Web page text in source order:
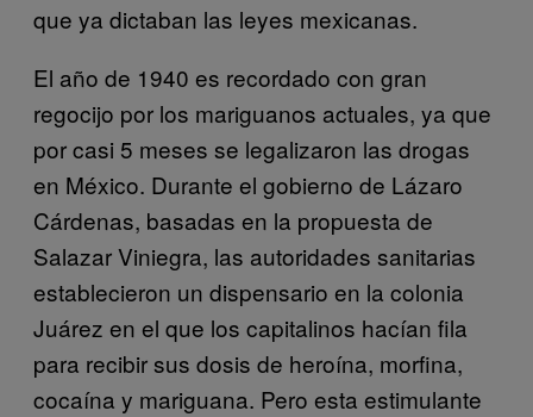
que ya dictaban las leyes mexicanas.
El año de 1940 es recordado con gran
regocijo por los mariguanos actuales, ya que
por casi 5 meses se legalizaron las drogas
en México. Durante el gobierno de Lázaro
Cárdenas, basadas en la propuesta de
Salazar Viniegra, las autoridades sanitarias
establecieron un dispensario en la colonia
Juárez en el que los capitalinos hacían fila
para recibir sus dosis de heroína, morfina,
cocaína y mariguana. Pero esta estimulante